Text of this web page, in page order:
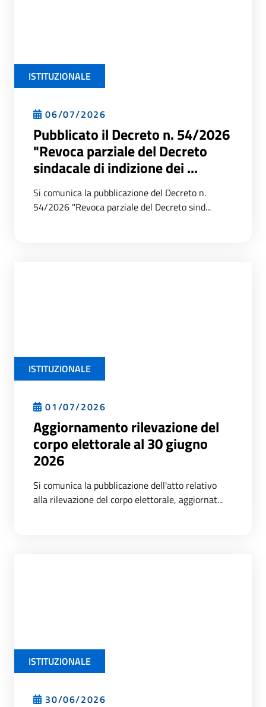
ISTITUZIONALE
06/07/2026
Pubblicato il Decreto n. 54/2026
"Revoca parziale del Decreto
sindacale di indizione dei ...
Si comunica la pubblicazione del Decreto n.
54/2026 "Revoca parziale del Decreto sind...
ISTITUZIONALE
01/07/2026
Aggiornamento rilevazione del
corpo elettorale al 30 giugno
2026
Si comunica la pubblicazione dell'atto relativo
alla rilevazione del corpo elettorale, aggiornat...
ISTITUZIONALE
30/06/2026